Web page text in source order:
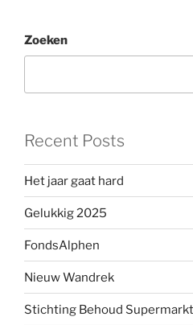
Zoeken
Recent Posts
Het jaar gaat hard
Gelukkig 2025
FondsAlphen
Nieuw Wandrek
Stichting Behoud